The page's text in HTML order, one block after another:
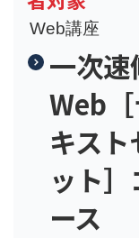
Web講座
一次速
Web
キスト
ット］
ース